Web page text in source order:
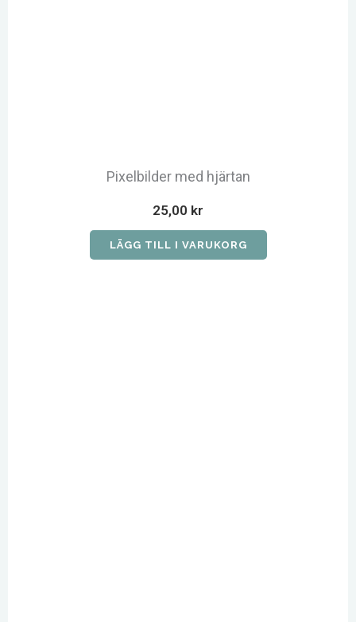
Pixelbilder med hjärtan
25,00 kr
LÄGG TILL I VARUKORG